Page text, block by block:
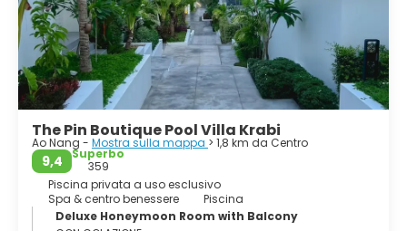
The Pin Boutique Pool Villa Krabi
Ao Nang - Mostra sulla mappa > 1,8 km da Centro
9,4
Superbo
359
Piscina privata a uso esclusivo
Spa & centro benessere
Piscina
Deluxe Honeymoon Room with Balcony